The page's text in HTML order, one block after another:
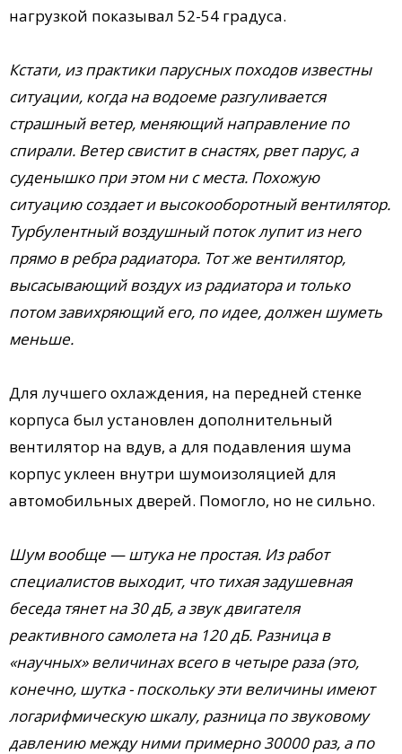
нагрузкой показывал 52-54 градуса.
Кстати, из практики парусных походов известны
ситуации, когда на водоеме разгуливается
страшный ветер, меняющий направление по
спирали. Ветер свистит в снастях, рвет парус, а
суденышко при этом ни с места. Похожую
ситуацию создает и высокооборотный вентилятор.
Турбулентный воздушный поток лупит из него
прямо в ребра радиатора. Тот же вентилятор,
высасывающий воздух из радиатора и только
потом завихряющий его, по идее, должен шуметь
меньше.
Для лучшего охлаждения, на передней стенке
корпуса был установлен дополнительный
вентилятор на вдув, а для подавления шума
корпус уклеен внутри шумоизоляцией для
автомобильных дверей. Помогло, но не сильно.
Шум вообще — штука не простая. Из работ
специалистов выходит, что тихая задушевная
беседа тянет на 30 дБ, а звук двигателя
реактивного самолета на 120 дБ. Разница в
«научных» величинах всего в четыре раза (это,
конечно, шутка - поскольку эти величины имеют
логарифмическую шкалу, разница по звуковому
давлению между ними примерно 30000 раз, а по